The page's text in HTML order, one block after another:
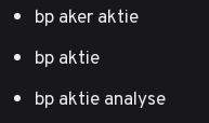
bp aker aktie
bp aktie
bp aktie analyse